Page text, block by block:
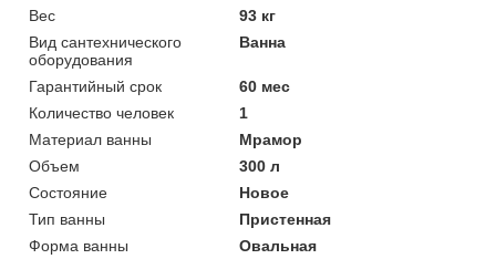
Вес
93 кг
Вид сантехнического
оборудования
Ванна
Гарантийный срок
60 мес
Количество человек
1
Материал ванны
Мрамор
Объем
300 л
Состояние
Новое
Тип ванны
Пристенная
Форма ванны
Овальная